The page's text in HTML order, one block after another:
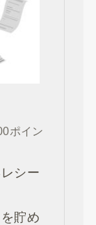
ポイン
シー
貯め